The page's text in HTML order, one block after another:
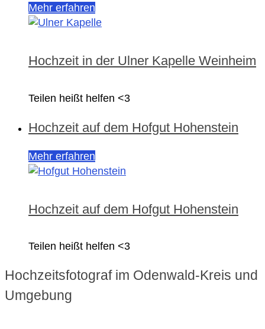
Mehr erfahren
Hochzeit in der Ulner Kapelle Weinheim
Teilen heißt helfen <3
Hochzeit auf dem Hofgut Hohenstein
Mehr erfahren
Hochzeit auf dem Hofgut Hohenstein
Teilen heißt helfen <3
Hochzeitsfotograf im Odenwald-Kreis und
Umgebung